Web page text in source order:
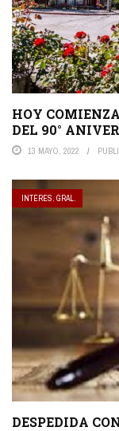
HOY
DEL 90°
13 MAYO, 2022
INTERES. GRAL.
DESPEDIDA